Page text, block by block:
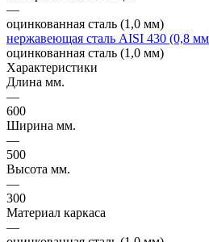
—
оцинкованная сталь (1,0 мм)
нержавеющая сталь AISI 430 (0,8
оцинкованная сталь (1,0 мм)
Характеристики
Длина мм.
—
600
Ширина мм.
—
500
Высота мм.
—
300
Материал каркаса
—